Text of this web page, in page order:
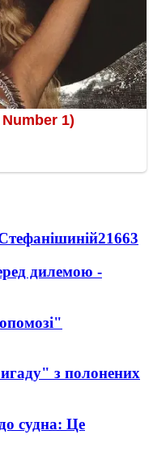
21663
дилемою -
з полонених
судна: Це